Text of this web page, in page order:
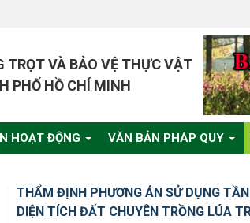
TRỌT VÀ BẢO VỆ THỰC VẬT
PHỐ HỒ CHÍ MINH
HOẠT ĐỘNG VĂN BẢN PHÁP QUY
THẨM ĐỊNH PHƯƠNG ÁN SỬ DỤNG
DIỆN TÍCH ĐẤT CHUYÊN TRỒNG LÚA